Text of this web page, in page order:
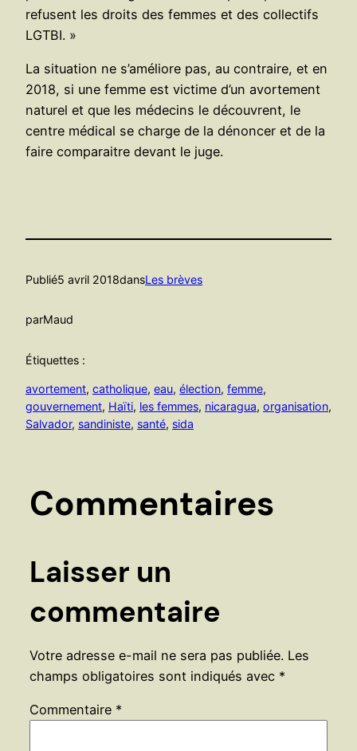
refusent les droits des femmes et des collectifs
LGTBI. »
La situation ne s’améliore pas, au contraire, et en
2018, si une femme est victime d’un avortement
naturel et que les médecins le découvrent, le
centre médical se charge de la dénoncer et de la
faire comparaitre devant le juge.
Publié5 avril 2018dansLes brèves
parMaud
Étiquettes :
avortement, catholique, eau, élection, femme
gouvernement, Haïti, les femmes, nicaragua, organisation
Salvador, sandiniste, santé, sida
Commentaires
Laisser un
commentaire
Votre adresse e-mail ne sera pas publiée. Les
champs obligatoires sont indiqués avec *
Commentaire *